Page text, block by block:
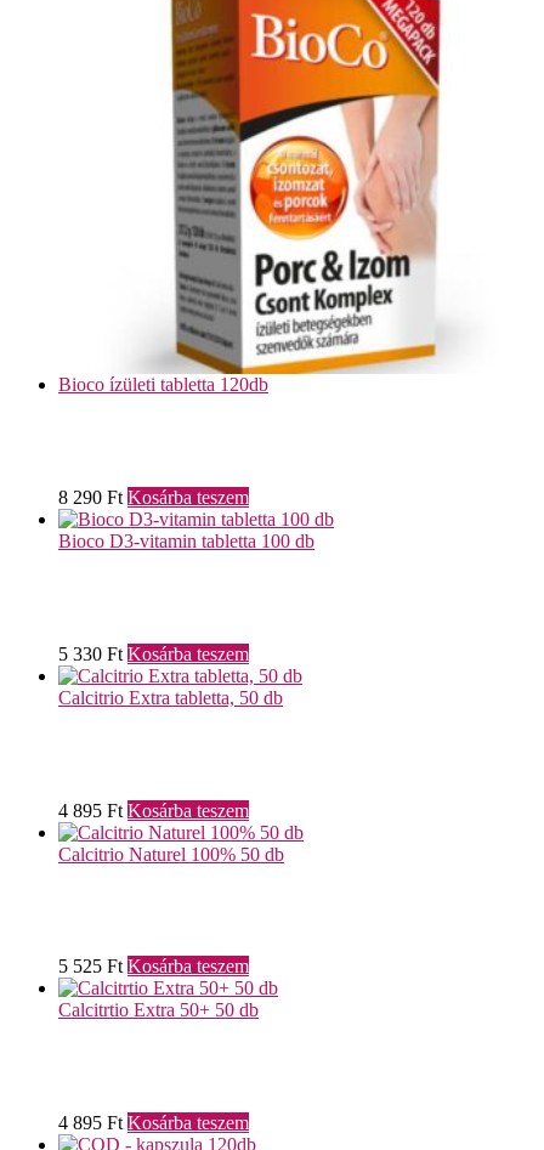
Bioco ízületi tabletta 120db
8 290 Ft Kosárba teszem
Bioco D3-vitamin tabletta 100 db
5 330 Ft Kosárba teszem
Calcitrio Extra tabletta, 50 db
4 895 Ft Kosárba teszem
Calcitrio Naturel 100% 50 db
5 525 Ft Kosárba teszem
Calcitrtio Extra 50+ 50 db
4 895 Ft Kosárba teszem